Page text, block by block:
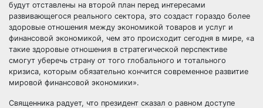
будут отставлены на второй план перед интересами
развивающегося реального сектора, это создаст гораздо более
здоровые отношения между экономикой товаров и услуг и
финансовой экономикой, чем это происходит сегодня в мире, «а
такие здоровые отношения в стратегической перспективе
смогут уберечь страну от того глобального и тотального
кризиса, которым обязательно кончится современное развитие
мировой финансовой экономики».
Священника радует, что президент сказал о равном доступе